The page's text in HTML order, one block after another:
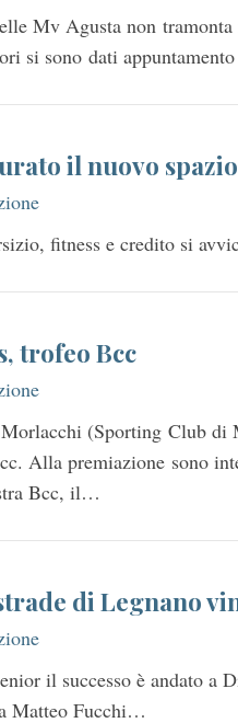
Mv Agusta non
si sono dati
il nuovo
fitness e credito si
trofeo Bcc
(Sporting Club di
Alla premiazione sono
Bcc, il…
di Legnano
il successo è andato a
Matteo Fucchi…
r
f
: